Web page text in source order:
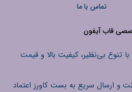
تماس با ما
قاب آیفون
تنوع بی‌نظیر، کیفیت بالا و قیمت
و ارسال سریع به بست کاورز اعتماد